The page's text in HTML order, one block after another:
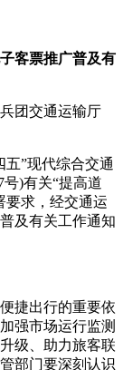
客票推广普及有
团交通运输厅
”现代综合交通
)有关“提高道
要求，经交通运
及有关工作通知
捷出行的重要依
强市场运行监测
级、助力旅客联
部门要深刻认识